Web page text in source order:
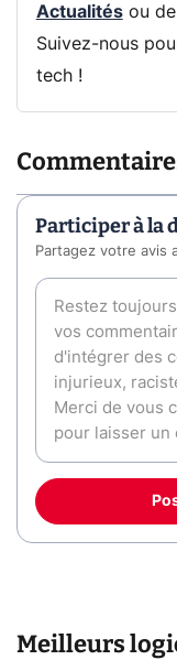
Actualitésou de
Suivez-nous
tech !
Participer à la
Partagez votre avis
Meilleurs